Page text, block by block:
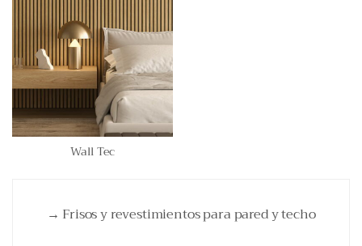
Wall Tec
→ Frisos y revestimientos para pared y techo